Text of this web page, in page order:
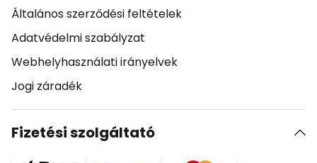
Általános szerződési feltételek
Adatvédelmi szabályzat
Webhelyhasználati irányelvek
Jogi záradék
Fizetési szolgáltató